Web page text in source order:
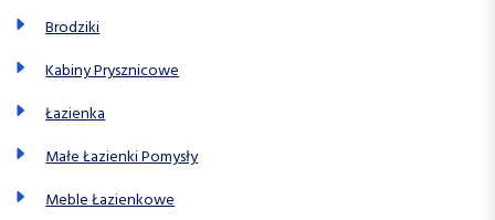
Brodziki
Kabiny Prysznicowe
Łazienka
Małe Łazienki Pomysły
Meble Łazienkowe